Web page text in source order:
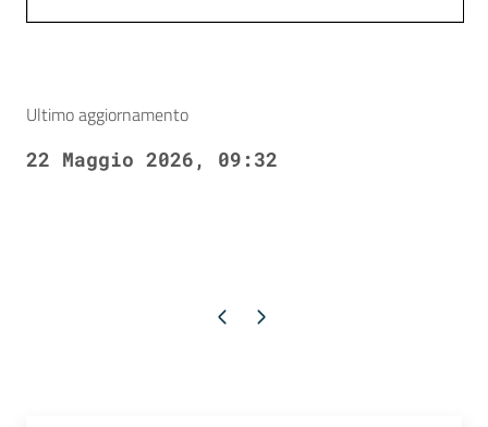
Ultimo aggiornamento
22 Maggio 2026, 09:32
Pagina precedente
Pagina successiva